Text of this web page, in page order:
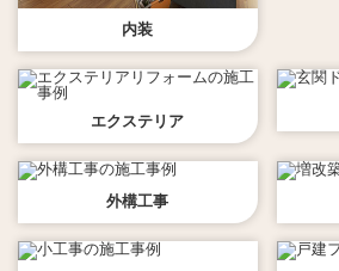
内装
エクステリア
外構工事